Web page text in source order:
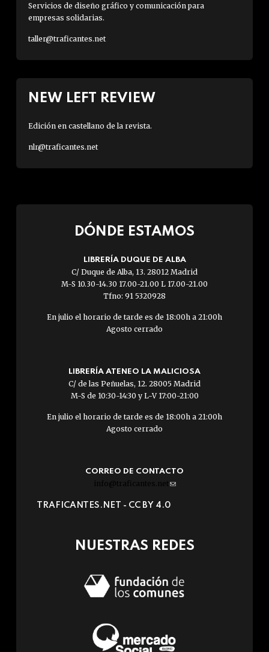
Servicios de diseño gráfico y comunicación para
empresas solidarias.
taller@traficantes.net
NEW LEFT REVIEW
Edición en castellano de la revista.
nlr@traficantes.net
DÓNDE ESTAMOS
LIBRERÍA DUQUE DE ALBA
C/ Duque de Alba, 13. 28012 Madrid
M-S 10.30-14.30 17.00-21.00 L 17.00-21.00
Tfno: 91 5320928
En julio el horario de tarde es de 18:00h a 21:00h
Agosto cerrado
LIBRERÍA ATENEO LA MALICIOSA
C/ de las Peñuelas, 12. 28005 Madrid
M-S de 10:30-14:30 y L-V 17:00-21:00
En julio el horario de tarde es de 18:00h a 21:00h
Agosto cerrado
CORREO DE CONTACTO
info@traficantes.net (link
e-
TRAFICANTES.NET - CC BY 4.0
NUESTRAS REDES